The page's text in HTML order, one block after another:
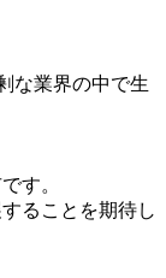
な業界の中で生
す。
ることを期待し